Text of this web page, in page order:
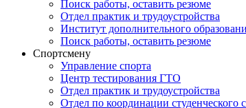
Поиск работы, оставить резюме
Отдел практик и трудоустройства
Институт дополнительного
Поиск работы, оставить резюме
Спортсмену
Управление спорта
Центр тестирования ГТО
Отдел практик и трудоустройства
Отдел по координации студенческого